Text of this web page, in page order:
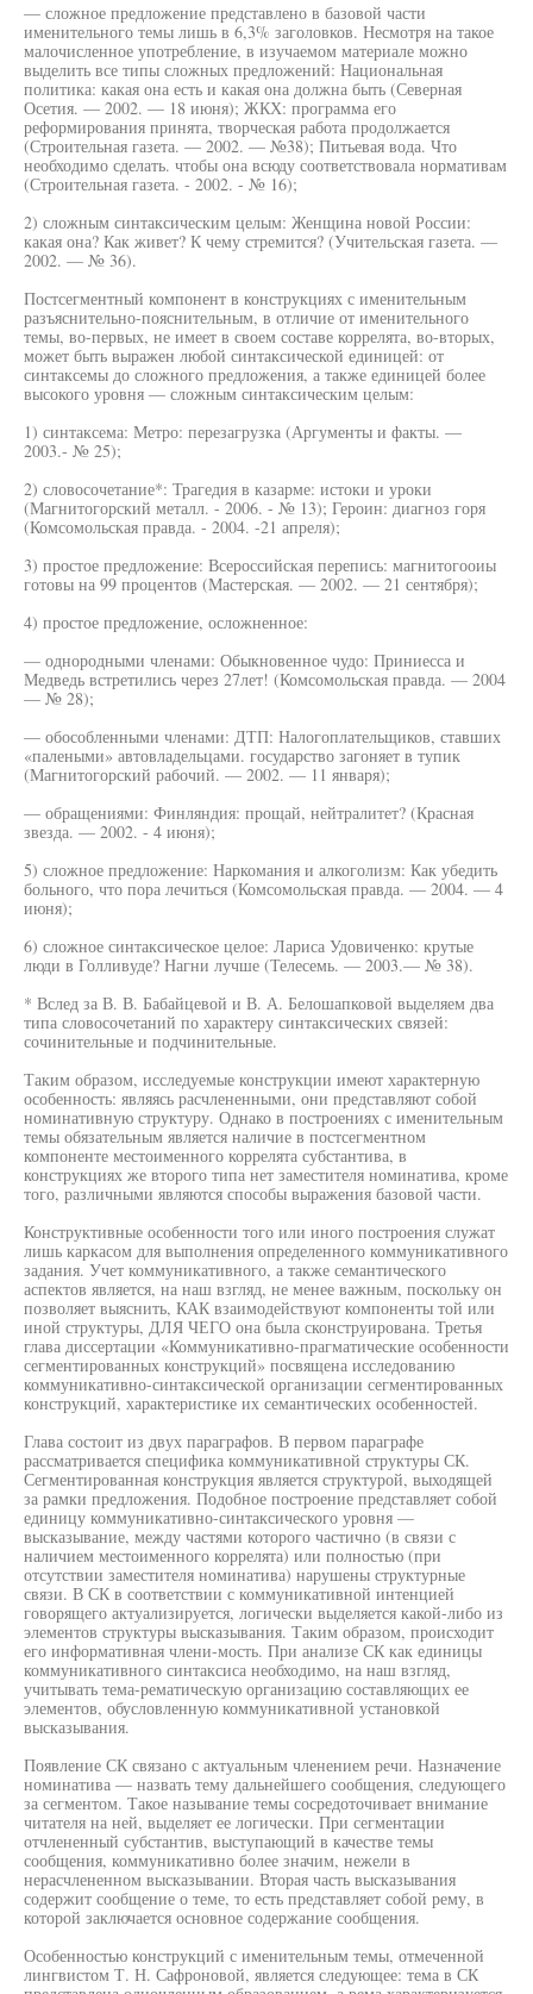
— сложное предложение представлено в базовой части
именительного темы лишь в 6,3% заголовков. Несмотря на такое
малочисленное употребление, в изучаемом материале можно
выделить все типы сложных предложений: Национальная
политика: какая она есть и какая она должна быть (Северная
Осетия. — 2002. — 18 июня); ЖКХ: программа его
реформирования принята, творческая работа продолжается
(Строительная газета. — 2002. — №38); Питьевая вода. Что
необходимо сделать. чтобы она всюду соответствовала нормативам
(Строительная газета. - 2002. - № 16);
2) сложным синтаксическим целым: Женщина новой России:
какая она? Как живет? К чему стремится? (Учительская газета. —
2002. — № 36).
Постсегментный компонент в конструкциях с именительным
разъяснительно-пояснительным, в отличие от именительного
темы, во-первых, не имеет в своем составе коррелята, во-вторых,
может быть выражен любой синтаксической единицей: от
синтаксемы до сложного предложения, а также единицей более
высокого уровня — сложным синтаксическим целым:
1) синтаксема: Метро: перезагрузка (Аргументы и факты. —
2003.- № 25);
2) словосочетание*: Трагедия в казарме: истоки и уроки
(Магнитогорский металл. - 2006. - № 13); Героин: диагноз горя
(Комсомольская правда. - 2004. -21 апреля);
3) простое предложение: Всероссийская перепись: магнитогооиы
готовы на 99 процентов (Мастерская. — 2002. — 21 сентября);
4) простое предложение, осложненное:
— однородными членами: Обыкновенное чудо: Приниесса и
Медведь встретились через 27лет! (Комсомольская правда. — 2004
— № 28);
— обособленными членами: ДТП: Налогоплательщиков, ставших
«палеными» автовладельцами. государство загоняет в тупик
(Магнитогорский рабочий. — 2002. — 11 января);
— обращениями: Финляндия: прощай, нейтралитет? (Красная
звезда. — 2002. - 4 июня);
5) сложное предложение: Наркомания и алкоголизм: Как убедить
больного, что пора лечиться (Комсомольская правда. — 2004. — 4
июня);
6) сложное синтаксическое целое: Лариса Удовиченко: крутые
люди в Голливуде? Нагни лучше (Телесемь. — 2003.— № 38).
* Вслед за В. В. Бабайцевой и В. А. Белошапковой выделяем два
типа словосочетаний по характеру синтаксических связей:
сочинительные и подчинительные.
Таким образом, исследуемые конструкции имеют характерную
особенность: являясь расчлененными, они представляют собой
номинативную структуру. Однако в построениях с именительным
темы обязательным является наличие в постсегментном
компоненте местоименного коррелята субстантива, в
конструкциях же второго типа нет заместителя номинатива, кроме
того, различными являются способы выражения базовой части.
Конструктивные особенности того или иного построения служат
лишь каркасом для выполнения определенного коммуникативного
задания. Учет коммуникативного, а также семантического
аспектов является, на наш взгляд, не менее важным, поскольку он
позволяет выяснить, КАК взаимодействуют компоненты той или
иной структуры, ДЛЯ ЧЕГО она была сконструирована. Третья
глава диссертации «Коммуникативно-прагматические особенности
сегментированных конструкций» посвящена исследованию
коммуникативно-синтаксической организации сегментированных
конструкций, характеристике их семантических особенностей.
Глава состоит из двух параграфов. В первом параграфе
рассматривается специфика коммуникативной структуры СК.
Сегментированная конструкция является структурой, выходящей
за рамки предложения. Подобное построение представляет собой
единицу коммуникативно-синтаксического уровня —
высказывание, между частями которого частично (в связи с
наличием местоименного коррелята) или полностью (при
отсутствии заместителя номинатива) нарушены структурные
связи. В СК в соответствии с коммуникативной интенцией
говорящего актуализируется, логически выделяется какой-либо из
элементов структуры высказывания. Таким образом, происходит
его информативная члени-мость. При анализе СК как единицы
коммуникативного синтаксиса необходимо, на наш взгляд,
учитывать тема-рематическую организацию составляющих ее
элементов, обусловленную коммуникативной установкой
высказывания.
Появление СК связано с актуальным членением речи. Назначение
номинатива — назвать тему дальнейшего сообщения, следующего
за сегментом. Такое называние темы сосредоточивает внимание
читателя на ней, выделяет ее логически. При сегментации
отчлененный субстантив, выступающий в качестве темы
сообщения, коммуникативно более значим, нежели в
нерасчлененном высказывании. Вторая часть высказывания
содержит сообщение о теме, то есть представляет собой рему, в
которой заключается основное содержание сообщения.
Особенностью конструкций с именительным темы, отмеченной
лингвистом Т. Н. Сафроновой, является следующее: тема в СК